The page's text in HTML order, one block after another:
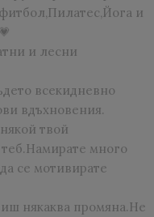
и
и лесни
всекидневно
вдъхновения.
твой
много
се мотивирате
някаква промяна.Не